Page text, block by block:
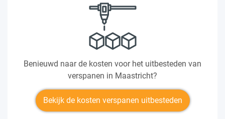
Benieuwd naar de kosten voor het uitbesteden van
verspanen in Maastricht?
Bekijk de kosten verspanen uitbesteden